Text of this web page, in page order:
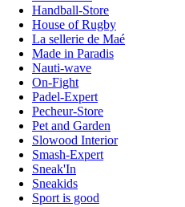
Handball-Store
House of Rugby
La sellerie de Maé
Made in Paradis
Nauti-wave
On-Fight
Padel-Expert
Pecheur-Store
Pet and Garden
Slowood Interior
Smash-Expert
Sneak'In
Sneakids
Sport is good